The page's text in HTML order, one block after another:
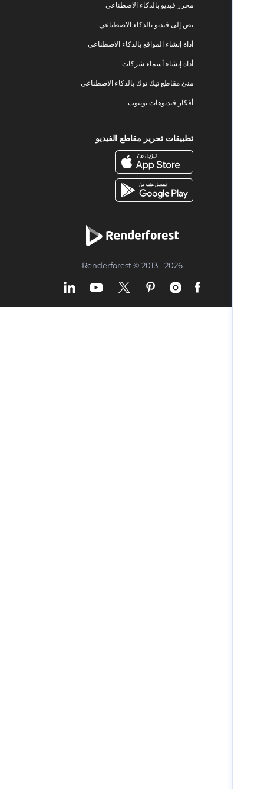
محرر فيديو بالذكاء الاصطناعي
نص إلى فيديو بالذكاء الاصطناعي
أداة إنشاء المواقع بالذكاء الاصطناعي
أداة إنشاء أسماء شركات
منئ مقاطع تيك توك بالذكاء الاصطناعي
أفكار فيديوهات يوتيوب
تطبيقات تحرير مقاطع الفيديو
Renderforest © 2013 - 2026